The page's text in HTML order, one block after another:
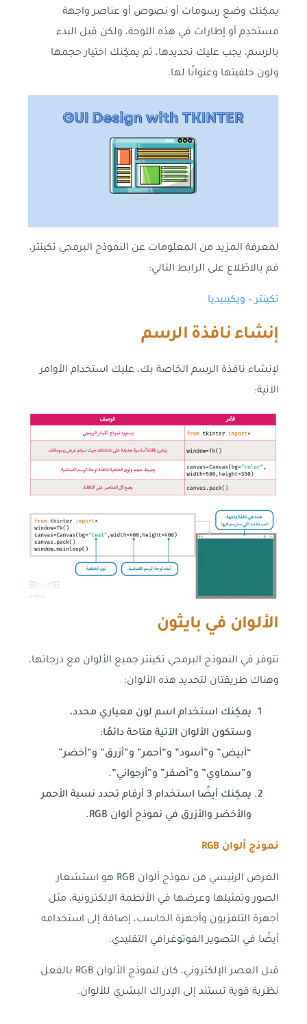
يمكِنك وضع رسومات أو نصوص أو عناصر واجهة
مستخدِم أو إطارات في هذه اللوحة، ولكن قبل البدء
بالرسم، يجب عليك تحديدها، ثم يمكِنك اختيار حجمها
ولون خلفيتها وعنوانًا لها.
لمعرفة المزيد من المعلومات عن النموذج البرمجي تكينتر،
قم بالاطّلاع على الرابط التالي:
تكينتر – ويكيبيديا
إنشاء نافذة الرسم
لإنشاء نافذة الرسم الخاصة بك، عليك استخدام الأوامر
الآتية:
الألوان في بايثون
تتوفر في النموذج البرمجي تكينتر جميع الألوان مع درجاتها،
وهناك طريقتان لتحديد هذه الألوان:
يمكِنك استخدام اسم لون معياري محدد،
وستكون الألوان الآتية متاحة دائمًا:
“أبيض” و”أسود” و”أحمر” و”أزرق” و”أخضر”
و”سماوي” و”أصفر” و”أرجواني”.
يمكِنك أيضًا استخدام 3 أرقام تحدد نسبة الأحمر
والأخضر والأزرق في نموذج ألوان RGB.
نموذج ألوانRGB
الغرض الرئيسي من نموذج ألوان RGB هو استشعار
الصور وتمثيلها وعرضها في الأنظمة الإلكترونية، مثل
أجهزة التلفزيون وأجهزة الحاسب، إضافة إلى استخدامه
أيضًا في التصوير الفوتوغرافي التقليدي.
قبل العصر الإلكتروني، كان لنموذج الألوان RGB بالفعل
نظرية قوية تستند إلى الإدراك البشري للألوان.